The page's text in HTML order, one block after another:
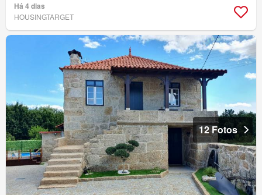
Há 4 dias
HOUSINGTARGET
12 Fotos